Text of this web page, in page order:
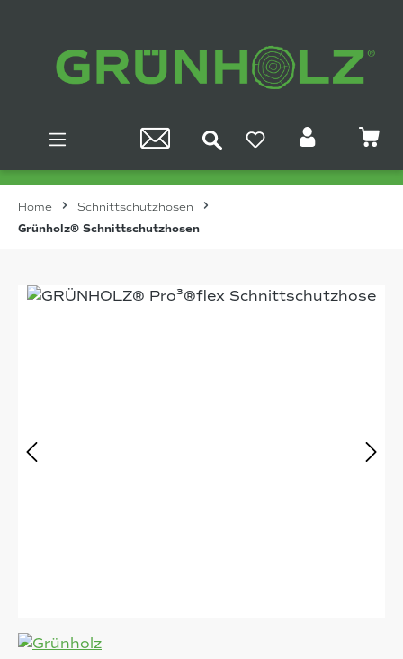
Home
Schnittschutzhosen
Grünholz® Schnittschutzhosen
Bildergalerie überspringen